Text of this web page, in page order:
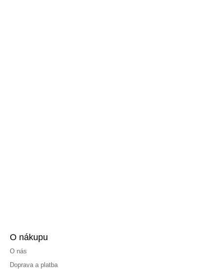
O nákupu
O nás
Doprava a platba